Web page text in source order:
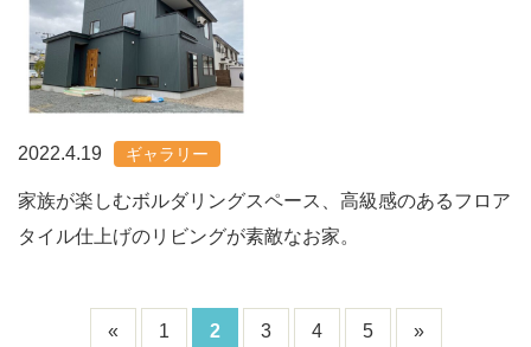
2022.4.19 ギャラリー
家族が楽しむボルダリングスペース、高級感のあるフロア
タイル仕上げのリビングが素敵なお家。
« 1 2 3 4 5 »